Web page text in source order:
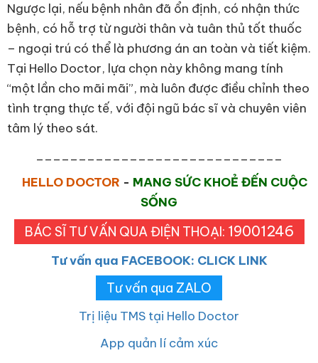
Ngược lại, nếu bệnh nhân đã ổn định, có nhận thức
bệnh, có hỗ trợ từ người thân và tuân thủ tốt thuốc
– ngoại trú có thể là phương án an toàn và tiết kiệm.
Tại Hello Doctor, lựa chọn này không mang tính
“một lần cho mãi mãi”, mà luôn được điều chỉnh theo
tình trạng thực tế, với đội ngũ bác sĩ và chuyên viên
tâm lý theo sát.
HELLO DOCTOR - MANG SỨC KHOẺ ĐẾN CUỘC
SỐNG
BÁC SĨ TƯ VẤN QUA ĐIỆN THOẠI: 19001246
Tư vấn qua FACEBOOK: CLICK LINK
Tư vấn qua ZALO
Trị liệu TMS tại Hello Doctor
App quản lí cảm xúc